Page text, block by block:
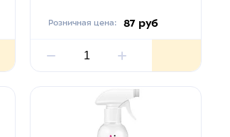
Розничная цена: 87 руб